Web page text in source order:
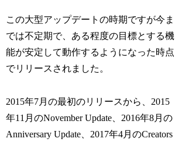
この大型アップデートの時期ですが今ま
では不定期で、ある程度の目標とする機
能が安定して動作するようになった時点
でリリースされました。
2015年7月の最初のリリースから、2015
年11月のNovember Update、2016年8月の
Anniversary Update、2017年4月のCreators